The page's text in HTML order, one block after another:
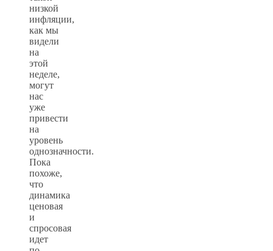
низкой
инфляции,
как мы
видели
на
этой
неделе,
могут
нас
уже
привести
на
уровень
однозначности.
Пока
похоже,
что
динамика
ценовая
и
спросовая
идет